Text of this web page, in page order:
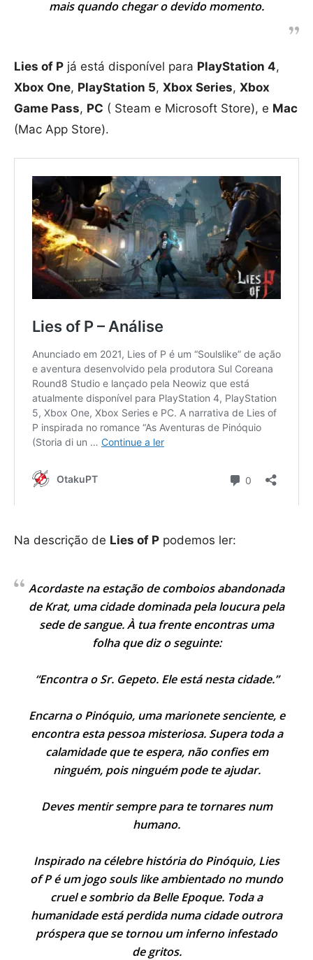
mais quando chegar o devido momento.
Lies of P já está disponível para PlayStation 4,
Xbox One, PlayStation 5, Xbox Series, Xbox
Game Pass, PC ( Steam e Microsoft Store), e Mac
(Mac App Store).
Na descrição de Lies of P podemos ler:
Acordaste na estação de comboios abandonada
de Krat, uma cidade dominada pela loucura pela
sede de sangue. À tua frente encontras uma
folha que diz o seguinte:
“Encontra o Sr. Gepeto. Ele está nesta cidade.”
Encarna o Pinóquio, uma marionete senciente, e
encontra esta pessoa misteriosa. Supera toda a
calamidade que te espera, não confies em
ninguém, pois ninguém pode te ajudar.
Deves mentir sempre para te tornares num
humano.
Inspirado na célebre história do Pinóquio, Lies
of P é um jogo souls like ambientado no mundo
cruel e sombrio da Belle Epoque. Toda a
humanidade está perdida numa cidade outrora
próspera que se tornou um inferno infestado
de gritos.